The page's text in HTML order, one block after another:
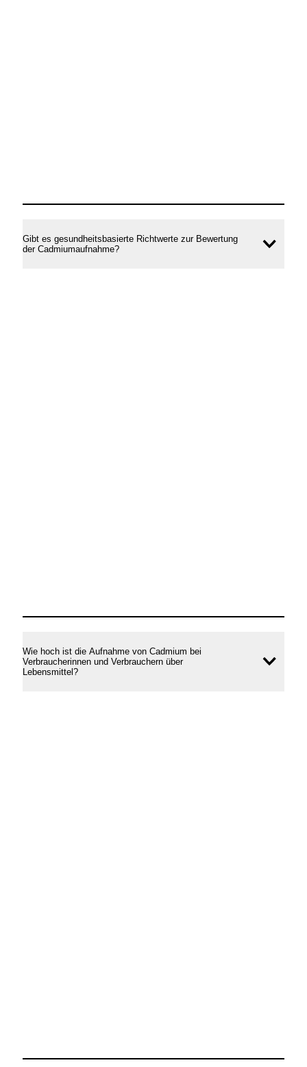
Gibt es gesundheitsbasierte Richtwerte zur Bewertung
der Cadmiumaufnahme?
Wie hoch ist die Aufnahme von Cadmium bei
Verbraucherinnen und Verbrauchern über
Lebensmittel?